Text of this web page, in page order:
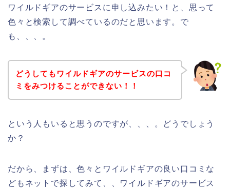
ワイルドギアのサービスに申し込みたい！と、思って
色々と検索して調べているのだと思います。で
も、、、。
どうしてもワイルドギアのサービスの口コ
ミをみつけることができない！！
という人もいると思うのですが、、、。どうでしょう
か？
だから、まずは、色々とワイルドギアの良い口コミな
どもネットで探してみて、、ワイルドギアのサービス